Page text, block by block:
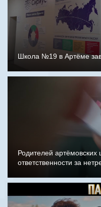
Школа №19 в Артёме
Родителей артёмовских
ответственности за